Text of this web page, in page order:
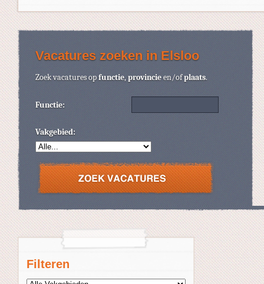
Filteren
Vacatures zoeken in Elsloo
Zoek vacatures opfunctie,provincieen/ofplaats.
Functie:
Vakgebied: